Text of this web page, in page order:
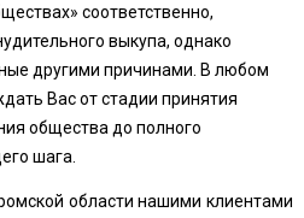
соответственно,
выкупа, однако
другими причинами. В любом
Вас от стадии принятия
общества до полного
шага.
области нашими клиентами